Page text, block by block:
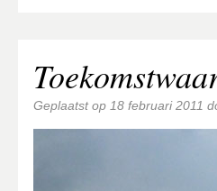
Geplaatst op 18 februari 2011